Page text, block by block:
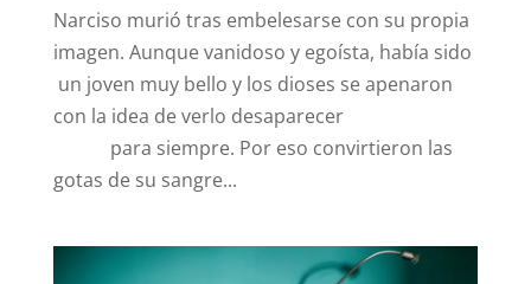
Narciso murió tras embelesarse con su propia
imagen. Aunque vanidoso y egoísta, había sido
un joven muy bello y los dioses se apenaron
con la idea de verlo desaparecer
para siempre. Por eso convirtieron las
gotas de su sangre...